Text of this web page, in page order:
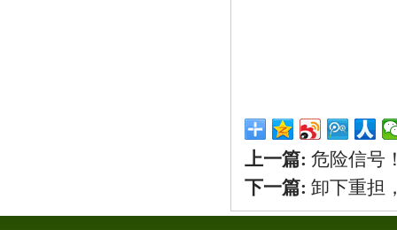
上一篇: 危险信号
下一篇: 卸下重担